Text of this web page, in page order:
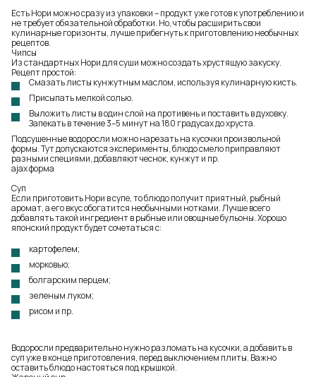
Есть Нори можно сразу из упаковки – продукт уже готов к употреблению и
не требует обязательной обработки. Но, чтобы расширить свои
кулинарные горизонты, лучше прибегнуть к приготовлению необычных
рецептов.
Чипсы
Из стандартных Нори для суши можно создать хрустящую закуску.
Рецепт простой:
Смазать листы кунжутным маслом, используя кулинарную кисть.
Присыпать мелкой солью.
Выложить листы в один слой на противень и поставить в духовку.
Запекать в течение 3–5 минут на 180 градусах до хруста.
Подсушенные водоросли можно нарезать на кусочки произвольной
формы. Тут допускаются эксперименты, блюдо смело приправляют
разными специями, добавляют чеснок, кунжут и пр.
ajax форма
Суп
Если приготовить Нори в супе, то блюдо получит приятный, рыбный
аромат, а его вкус обогатится необычными нотками. Лучше всего
добавлять такой ингредиент в рыбные или овощные бульоны. Хорошо
японский продукт будет сочетаться с:
картофелем;
морковью;
болгарским перцем;
зеленым луком;
рисом и пр.
Водоросли предварительно нужно разломать на кусочки, а добавить в
суп уже в конце приготовления, перед выключением плиты. Важно
оставить блюдо настояться под крышкой.